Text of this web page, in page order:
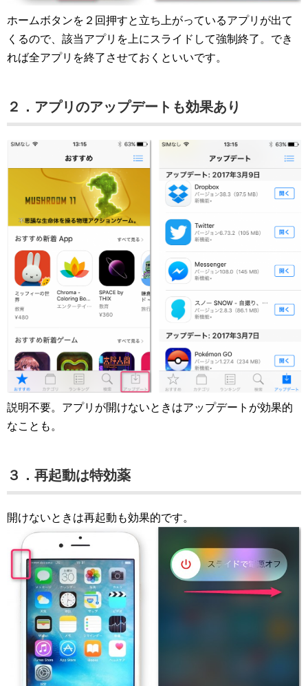
ホームボタンを２回押すと立ち上がっているアプリが出て
くるので、該当アプリを上にスライドして強制終了。でき
れば全アプリを終了させておくといいです。
２．アプリのアップデートも効果あり
説明不要。アプリが開けないときはアップデートが効果的
なことも。
３．再起動は特効薬
開けないときは再起動も効果的です。